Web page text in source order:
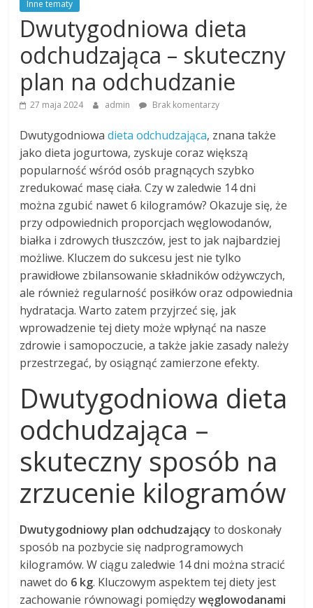
Inne tematy
Dwutygodniowa dieta
odchudzająca – skuteczny
plan na odchudzanie
27 maja 2024 admin Brak komentarzy
Dwutygodniowadieta odchudzająca, znana także
jako dieta jogurtowa, zyskuje coraz większą
popularność wśród osób pragnących szybko
zredukować masę ciała. Czy w zaledwie 14 dni
można zgubić nawet 6 kilogramów? Okazuje się, że
przy odpowiednich proporcjach węglowodanów,
białka i zdrowych tłuszczów, jest to jak najbardziej
możliwe. Kluczem do sukcesu jest nie tylko
prawidłowe zbilansowanie składników odżywczych,
ale również regularność posiłków oraz odpowiednia
hydratacja. Warto zatem przyjrzeć się, jak
wprowadzenie tej diety może wpłynąć na nasze
zdrowie i samopoczucie, a także jakie zasady należy
przestrzegać, by osiągnąć zamierzone efekty.
Dwutygodniowa dieta
odchudzająca –
skuteczny sposób na
zrzucenie kilogramów
Dwutygodniowy plan odchudzający to doskonały
sposób na pozbycie się nadprogramowych
kilogramów. W ciągu zaledwie 14 dni można stracić
nawet do 6 kg. Kluczowym aspektem tej diety jest
zachowanie równowagi pomiędzywęglowodanami